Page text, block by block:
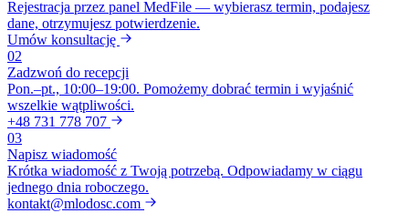
Rejestracja przez panel MedFile — wybierasz termin, podajesz
dane, otrzymujesz potwierdzenie.
Umów konsultację
02
Zadzwoń do recepcji
Pon.–pt., 10:00–19:00. Pomożemy dobrać termin i wyjaśnić
wszelkie wątpliwości.
+48 731 778 707
03
Napisz wiadomość
Krótka wiadomość z Twoją potrzebą. Odpowiadamy w ciągu
jednego dnia roboczego.
kontakt@mlodosc.com